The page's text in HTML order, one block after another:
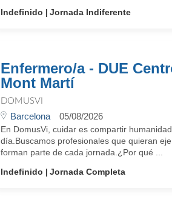
Indefinido
Jornada Indiferente
Enfermero/a - DUE
Mont Martí
DOMUSVI
Barcelona 05/08/2026
En DomusVi, cuidar es compartir
día.Buscamos profesionales que quieran
forman parte de cada jornada.¿Por qué ...
Indefinido
Jornada Completa